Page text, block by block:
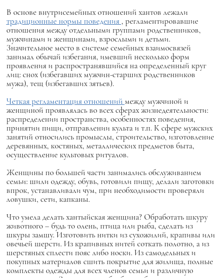
В основе внутрисемейных отношений хантов лежали
традиционные нормы поведения , регламентировавшие
отношения между отдельными группами родственников,
мужчинами и женщинами, взрослыми и детьми.
Значительное место в системе семейных взаимосвязей
занимал обычай избегания, имевший несколько форм
проявления и распространявшийся на определенный круг
лиц: снох (избегавших мужчин-старших родственников
мужа), тещ (избегавших зятьев).
Четкая регламентация отношений между мужчиной и
женщиной проявлялась во всех сферах жизнедеятельности:
распределении пространства, особенностях поведения,
принятии пищи, отправлении культа и т.п. К сфере мужских
занятий относились промыслы, строительство, изготовление
деревянных, костяных, металлических предметов быта,
осуществление культовых ритуалов.
Женщины по большей части занимались обслуживанием
семьи: шили одежду, обувь, готовили пищу, делали заготовки
впрок, устанавливали чум, при необходимости проверяли
ловушки, сети, капканы.
Что умела делать хантыйская женщина? Обработать шкуру
животного – будь то олень, птица или рыба, сделать из
шкуры замшу. Изготовить нитки из сухожилий, крапивы или
овечьей шерсти. Из крапивных нитей соткать полотно, а из
шерстяных сплести пояс либо носки. Из самодельных и
покупных материалов сшить покрытие для жилища, полные
комплекты одежды для всех членов семьи и различную